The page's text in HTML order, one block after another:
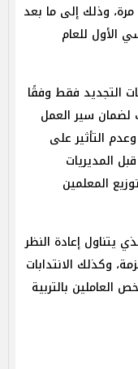
مرة، وذلك إلى ما بعد
الأول للعام
التجديد فقط وفقًا
لضمان سير العمل
التأثير على
المديريات
المعلمين
الوزارة إلى الأمر الإداري رقم 5 الذي يتناول إعادة النظر
وكذلك الانتدابات
العاملين بالتربية